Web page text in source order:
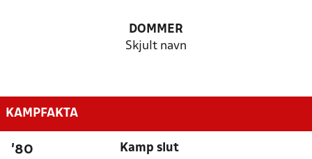
DOMMER
Skjult navn
KAMPFAKTA
'80 Kamp slut